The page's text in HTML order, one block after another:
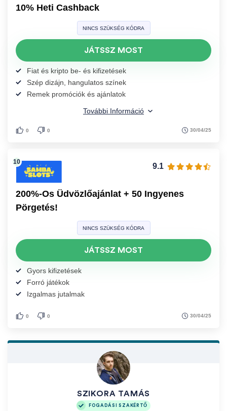
10% Heti Cashback
30/04/25
Fiat és kripto be- és kifizetések
Szép dizájn, hangulatos színek
Remek promóciók és ajánlatok
NINCS SZÜKSÉG KÓDRA
JÁTSSZ MOST
További Információ
0 0
200%-Os Üdvözlőajánlat + 50 Ingyenes
Pörgetés!
30/04/25
Gyors kifizetések
Forró játékok
Izgalmas jutalmak
9.1
NINCS SZÜKSÉG KÓDRA
JÁTSSZ MOST
0 0
SZIKORA TAMÁS
FOGADÁSI SZAKÉRTŐ